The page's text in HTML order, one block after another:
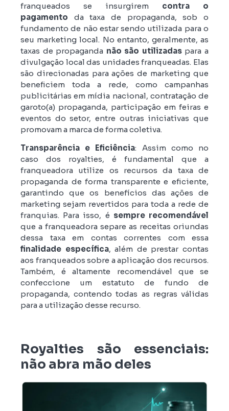
franqueados se insurgirem contra o
pagamento da taxa de propaganda, sob o
fundamento de não estar sendo utilizada para o
seu marketing local. No entanto, geralmente, as
taxas de propaganda não são utilizadaspara a
divulgação local das unidades franqueadas. Elas
são direcionadas para ações de marketing que
beneficiem toda a rede, como campanhas
publicitárias em mídia nacional, contratação de
garoto(a) propaganda, participação em feiras e
eventos do setor, entre outras iniciativas que
promovam a marca de forma coletiva.
Transparência e Eficiência: Assim como no
caso dos royalties, é fundamental que a
franqueadora utilize os recursos da taxa de
propaganda de forma transparente e eficiente,
garantindo que os benefícios das ações de
marketing sejam revertidos para toda a rede de
franquias. Para isso, é sempre recomendável
que a franqueadora separe as receitas oriundas
dessa taxa em contas correntes com essa
finalidade específica, além de prestar contas
aos franqueados sobre a aplicação dos recursos.
Também, é altamente recomendável que se
confeccione um estatuto de fundo de
propaganda, contendo todas as regras válidas
para a utilização desse recurso.
Royalties são essenciais:
não abra mão deles